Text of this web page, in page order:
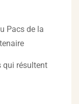
Pacs de la
qui résultent